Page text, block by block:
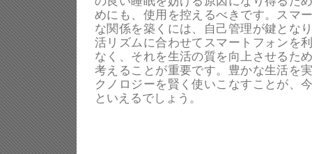
めにも、使用を控えるべきです。スマ
な関係を築くには、自己管理が鍵とな
活リズムに合わせてスマートフォンを
なく、それを生活の質を向上させるた
考えることが重要です。豊かな生活を
クノロジーを賢く使いこなすことが、
といえるでしょう。